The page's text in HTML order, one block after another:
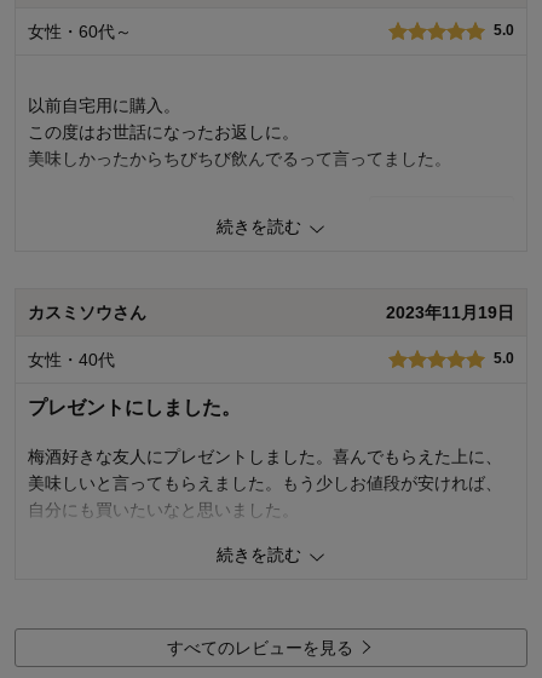
女性・60代～ 5.0
以前自宅用に購入。
この度はお世話になったお返しに。
美味しかったからちびちび飲んでるって言ってました。
両親・親戚へのギフト
続きを読む
カスミソウさん 2023年11月19日
女性・40代 5.0
プレゼントにしました。
梅酒好きな友人にプレゼントしました。喜んでもらえた上に、
美味しいと言ってもらえました。もう少しお値段が安ければ、
自分にも買いたいなと思いました。
人が参考になりました
容量
5.0
続きを読む
すべてのレビューを見る